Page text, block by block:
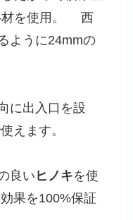
材を使用。 西
ように24mmの
に出入口を設
えます。
良い ヒノキを使
果を100%保証